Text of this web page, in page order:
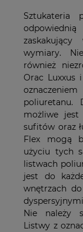
Sztukateria
wymiary.
również
Orac Luxxus
poliuretanu.
możliwe jest
sufitów oraz
Flex mogą
użyciu tych
listwach
jest do
wnętrzach
Nie należy
Listwy z